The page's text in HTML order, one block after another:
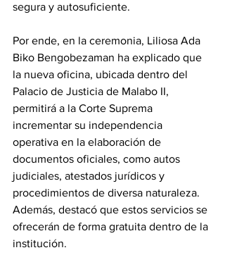
segura y autosuficiente.
Por ende, en la ceremonia, Liliosa Ada
Biko Bengobezaman ha explicado que
la nueva oficina, ubicada dentro del
Palacio de Justicia de Malabo II,
permitirá a la Corte Suprema
incrementar su independencia
operativa en la elaboración de
documentos oficiales, como autos
judiciales, atestados jurídicos y
procedimientos de diversa naturaleza.
Además, destacó que estos servicios se
ofrecerán de forma gratuita dentro de la
institución.